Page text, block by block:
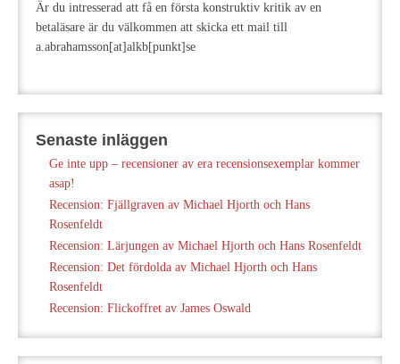
Är du intresserad att få en första konstruktiv kritik av en
betaläsare är du välkommen att skicka ett mail till
a.abrahamsson[at]alkb[punkt]se
Senaste inläggen
Ge inte upp – recensioner av era recensionsexemplar kommer
asap!
Recension: Fjällgraven av Michael Hjorth och Hans
Rosenfeldt
Recension: Lärjungen av Michael Hjorth och Hans Rosenfeldt
Recension: Det fördolda av Michael Hjorth och Hans
Rosenfeldt
Recension: Flickoffret av James Oswald